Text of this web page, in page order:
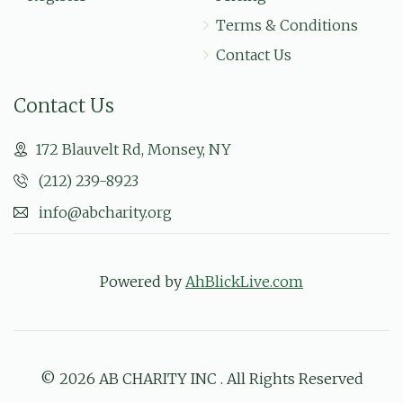
Terms & Conditions
Contact Us
Contact Us
172 Blauvelt Rd, Monsey, NY
(212) 239-8923
info@abcharity.org
Powered by AhBlickLive.com
© 2026 AB CHARITY INC . All Rights Reserved